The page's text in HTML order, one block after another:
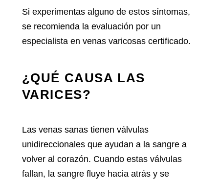
Si experimentas alguno de estos síntomas,
se recomienda la evaluación por un
especialista en venas varicosas certificado.
¿QUÉ CAUSA LAS
VARICES?
Las venas sanas tienen válvulas
unidireccionales que ayudan a la sangre a
volver al corazón. Cuando estas válvulas
fallan, la sangre fluye hacia atrás y se